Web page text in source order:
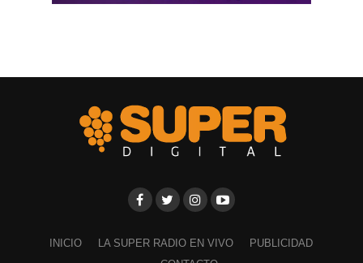
INICIO LA SUPER RADIO EN VIVO
PUBLICIDAD